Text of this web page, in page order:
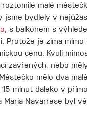
roztomilé malé
jsme bydlely v
s balkónem s
Protože je zima mimo
cenu. Kvůli
zavřených, nebo
mělo dva
15 minut daleko v
Maria Navarrese byl